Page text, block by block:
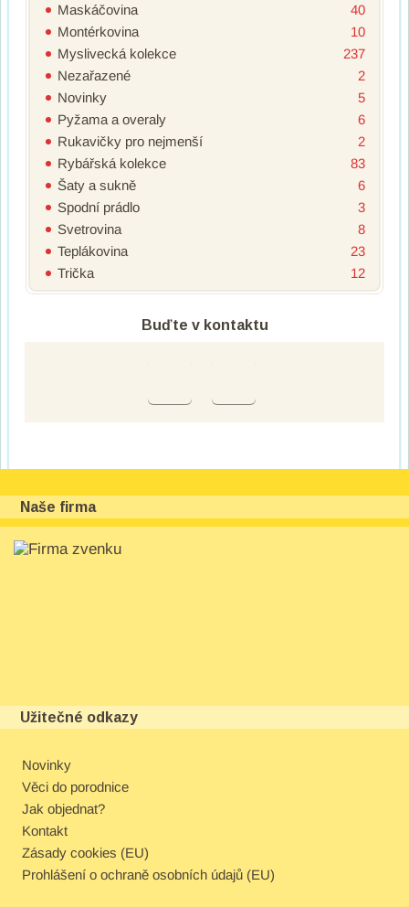
Maskáčovina
40
Montérkovina
10
Myslivecká kolekce
237
Nezařazené
2
Novinky
5
Pyžama a overaly
6
Rukavičky pro nejmenší
2
Rybářská kolekce
83
Šaty a sukně
6
Spodní prádlo
3
Svetrovina
8
Teplákovina
23
Trička
12
Buďte v kontaktu
Naše firma
Užitečné odkazy
Novinky
Věci do porodnice
Jak objednat?
Kontakt
Zásady cookies (EU)
Prohlášení o ochraně osobních údajů (EU)